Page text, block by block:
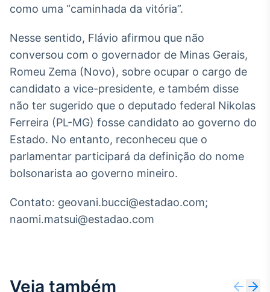
Gestão de
Em breve
Tokenização
de ativos
Em breve
como uma “caminhada da vitória”.
Nesse sentido, Flávio afirmou que não
conversou com o governador de Minas Gerais,
Romeu Zema (Novo), sobre ocupar o cargo de
candidato a vice-presidente, e também disse
não ter sugerido que o deputado federal Nikolas
Ferreira (PL-MG) fosse candidato ao governo do
Estado. No entanto, reconheceu que o
parlamentar participará da definição do nome
bolsonarista ao governo mineiro.
Contato: geovani.bucci@estadao.com;
naomi.matsui@estadao.com
Veja também